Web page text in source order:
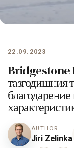
22.09.2023
Bridgestone
тазгодишния
AUTHOR
Jiri Zelinka